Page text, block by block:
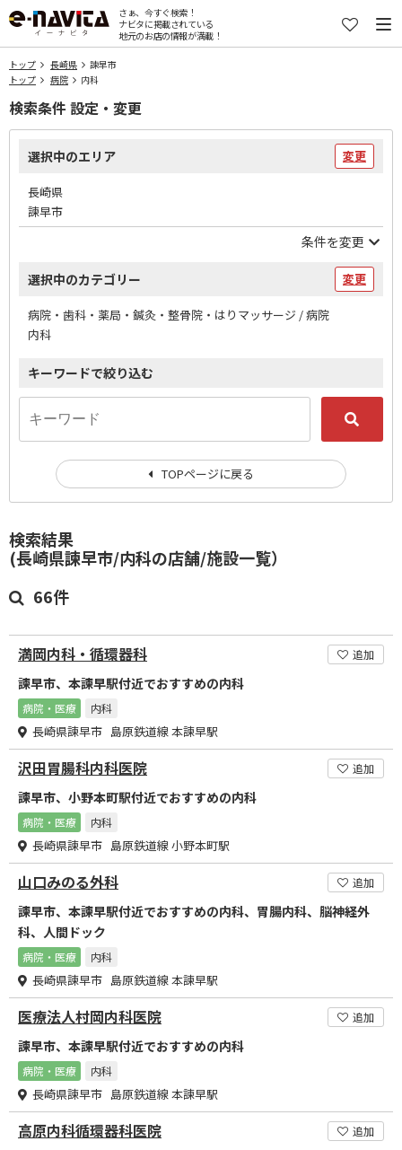
さぁ、今すぐ検索！
ナビタに掲載されている
地元のお店の情報が満載！
トップ 長崎県
諫早市
トップ
病院 内科
検索結果
(長崎県諫早市/内科の店舗/施設一覧）
66件
満岡内科・循環器科 追加
諫早市、本諫早駅付近でおすすめの内科
病院・医療 内科
長崎県諫早市 島原鉄道線 本諫早駅
沢田胃腸科内科医院 追加
諫早市、小野本町駅付近でおすすめの内科
病院・医療 内科
長崎県諫早市 島原鉄道線 小野本町駅
山口みのる外科 追加
諫早市、本諫早駅付近でおすすめの内科、胃腸内科、脳神経外
科、人間ドック
病院・医療 内科
長崎県諫早市 島原鉄道線 本諫早駅
医療法人村岡内科医院 追加
諫早市、本諫早駅付近でおすすめの内科
病院・医療 内科
長崎県諫早市 島原鉄道線 本諫早駅
高原内科循環器科医院 追加
検索条件 設定・変更
選択中のエリア 変更
長崎県
諫早市
条件を変更
選択中のカテゴリー 変更
病院・歯科・薬局・鍼灸・整骨院・はりマッサージ / 病院
内科
キーワードで絞り込む
TOPページに戻る